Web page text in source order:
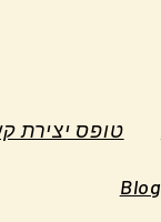
טופס יצירת
Blog